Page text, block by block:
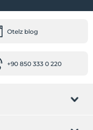
Otelz blog
+90 850 333 0 220